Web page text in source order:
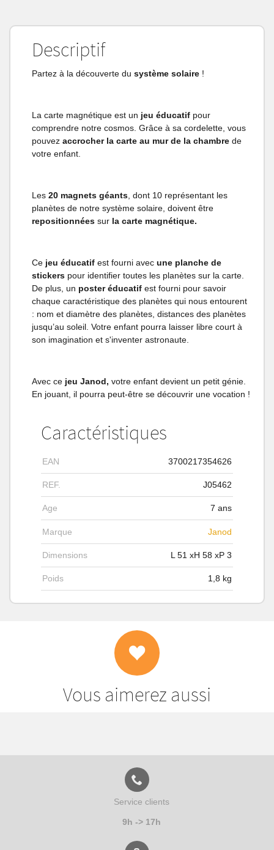
Descriptif
Partez à la découverte du système solaire !
La carte magnétique est un jeu éducatif pour
comprendre notre cosmos. Grâce à sa cordelette, vous
pouvez accrocher la carte au mur de la chambre de
votre enfant.
Les 20 magnets géants , dont 10 représentant les
planètes de notre système solaire, doivent être
repositionnées sur la carte magnétique.
Ce jeu éducatif est fourni avec une planche de
stickers pour identifier toutes les planètes sur la carte.
De plus, un poster éducatif est fourni pour savoir
chaque caractéristique des planètes qui nous entourent
: nom et diamètre des planètes, distances des planètes
jusqu’au soleil. Votre enfant pourra laisser libre court à
son imagination et s'inventer astronaute.
Avec ce jeu Janod, votre enfant devient un petit génie.
En jouant, il pourra peut-être se découvrir une vocation !
Caractéristiques
EAN 3700217354626
REF. J05462
Age 7 ans
Marque Janod
Dimensions L 51 xH 58 xP 3
Poids 1,8 kg
Vous aimerez aussi
Service clients
9h -> 17h